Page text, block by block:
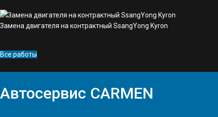
Замена двигателя на контрактный SsangYong Kyron
Все работы
Автосервис CARMEN